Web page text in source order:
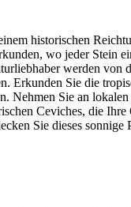
historischen
wo jeder Stein
werden
Sie die
Nehmen Sie an
Ceviches, die
Sie dieses